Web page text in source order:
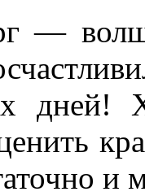
—
дней!
и